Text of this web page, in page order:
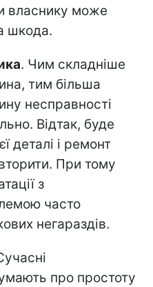
власнику може
шкода.
. Чим складніше
тим більша
несправності
Відтак, буде
деталі і ремонт
При тому
з
часто
негараздів.
про простоту